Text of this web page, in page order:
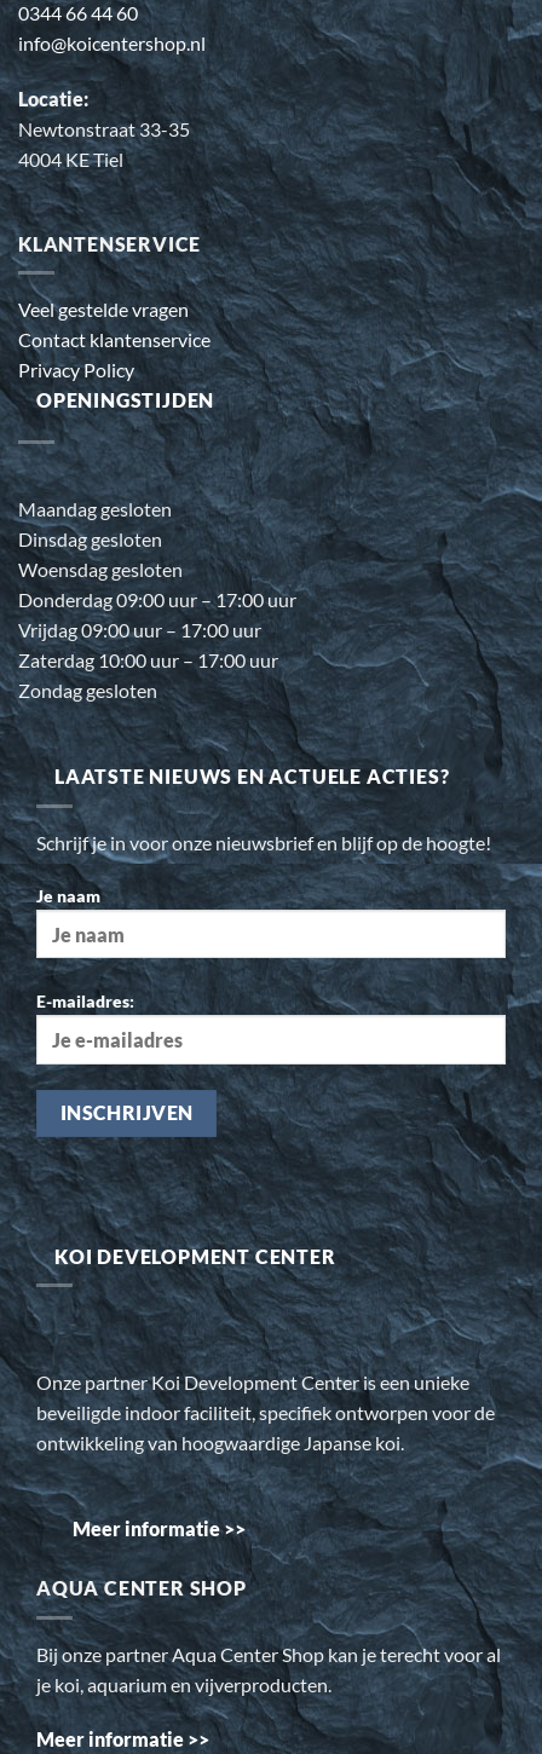
0344 66 44 60
info@koicentershop.nl
Locatie:
Newtonstraat 33-35
4004 KE Tiel
KLANTENSERVICE
Veel gestelde vragen
Contact klantenservice
Privacy Policy
OPENINGSTIJDEN
Maandag gesloten
Dinsdag gesloten
Woensdag gesloten
Donderdag 09:00 uur – 17:00 uur
Vrijdag 09:00 uur – 17:00 uur
Zaterdag 10:00 uur – 17:00 uur
Zondag gesloten
LAATSTE NIEUWS EN ACTUELE ACTIES?
Schrijf je in voor onze nieuwsbrief en blijf op de hoogte!
Je naam
E-mailadres:
KOI DEVELOPMENT CENTER
Onze partner Koi Development Center is een unieke
beveiligde indoor faciliteit, specifiek ontworpen voor de
ontwikkeling van hoogwaardige Japanse koi.
Meer informatie >>
AQUA CENTER SHOP
Bij onze partner Aqua Center Shop kan je terecht voor al
je koi, aquarium en vijverproducten.
Meer informatie >>